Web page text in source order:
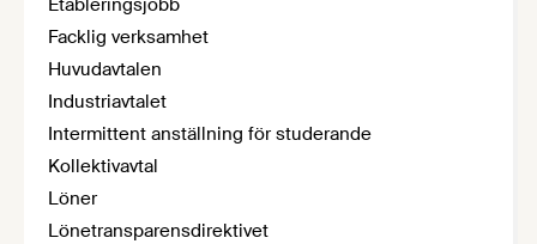
Facklig verksamhet
Huvudavtalen
Industriavtalet
Intermittent anställning för studerande
Kollektivavtal
Löner
Lönetransparensdirektivet